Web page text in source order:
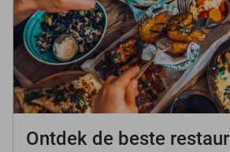
Ontdek de beste